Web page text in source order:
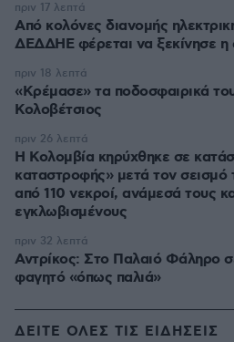
Από κολόνες διανομής
ΔΕΔΔΗΕ φέρεται να ξεκίνησε
πριν 17 λεπτά
«Κρέμασε» τα ποδοσφαιρικά
Κολοβέτσιος
πριν 18 λεπτά
Η Κολομβία κηρύχθηκε σε
καταστροφής» μετά τον
από 110 νεκροί, ανάμεσά τους
εγκλωβισμένους
πριν 26 λεπτά
Αντρίκος: Στο Παλαιό Φάληρο
φαγητό «όπως παλιά»
πριν 32 λεπτά
ΔΕΙΤΕ ΟΛΕΣ ΤΙΣ ΕΙΔΗΣΕΙΣ